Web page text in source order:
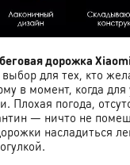
дорожка
для тех, кто
в момент, когда
Плохая погода,
— ничто не
насладиться